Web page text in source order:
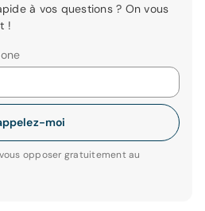
à vos questions ? On vous
!
moi
opposer gratuitement au